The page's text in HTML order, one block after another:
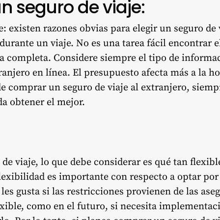
seguro de viaje:
existen razones obvias para elegir un seguro de
un viaje. No es una tarea fácil encontrar
completa. Considere siempre el tipo de
en línea. El presupuesto afecta más a la
comprar un seguro de viaje al extranjero,
obtener el mejor.
viaje, lo que debe considerar es qué tan
es importante con respecto a optar
gusta si las restricciones provienen de las
como en el futuro, si necesita